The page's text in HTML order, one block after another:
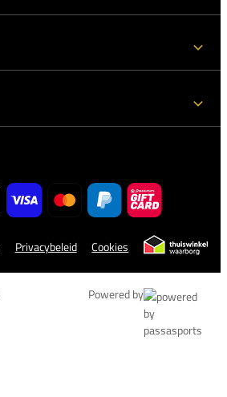
Privacybeleid Cookies
Powered by